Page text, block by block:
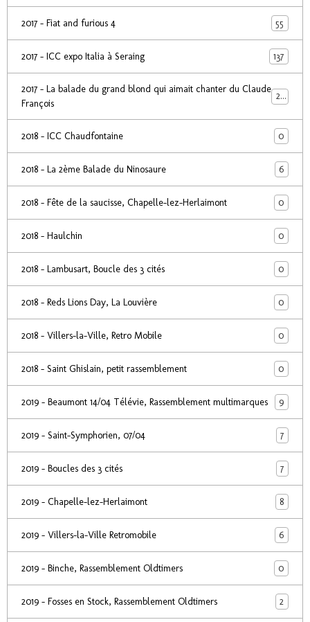
2017 - Fiat and furious 4 55
2017 - ICC expo Italia à Seraing 137
2017 - La balade du grand blond qui aimait chanter du Claude
François
24
2018 - ICC Chaudfontaine 0
2018 - La 2ème Balade du Ninosaure 6
2018 - Fête de la saucisse, Chapelle-lez-Herlaimont 0
2018 - Haulchin 0
2018 - Lambusart, Boucle des 3 cités 0
2018 - Reds Lions Day, La Louvière 0
2018 - Villers-la-Ville, Retro Mobile 0
2018 - Saint Ghislain, petit rassemblement 0
2019 - Beaumont 14/04 Télévie, Rassemblement multimarques 9
2019 - Saint-Symphorien, 07/04 7
2019 - Boucles des 3 cités 7
2019 - Chapelle-lez-Herlaimont 8
2019 - Villers-la-Ville Retromobile 6
2019 - Binche, Rassemblement Oldtimers 0
2019 - Fosses en Stock, Rassemblement Oldtimers 2